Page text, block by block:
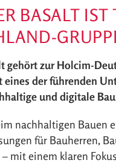
BASALT
gehört zur Holcim-
eines der führenden
und digitale
nachhaltigen Bauen
für Bauherren,
mit einem klaren